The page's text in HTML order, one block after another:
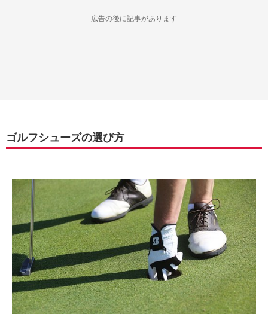
--------------------広告の後に記事があります--------------------
------------------------------------------------------------------
ゴルフシューズの選び方